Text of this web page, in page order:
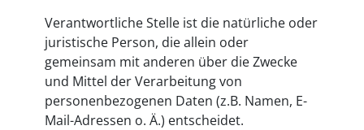
Verantwortliche Stelle ist die natürliche oder
juristische Person, die allein oder
gemeinsam mit anderen über die Zwecke
und Mittel der Verarbeitung von
personenbezogenen Daten (z.B. Namen, E-
Mail-Adressen o. Ä.) entscheidet.